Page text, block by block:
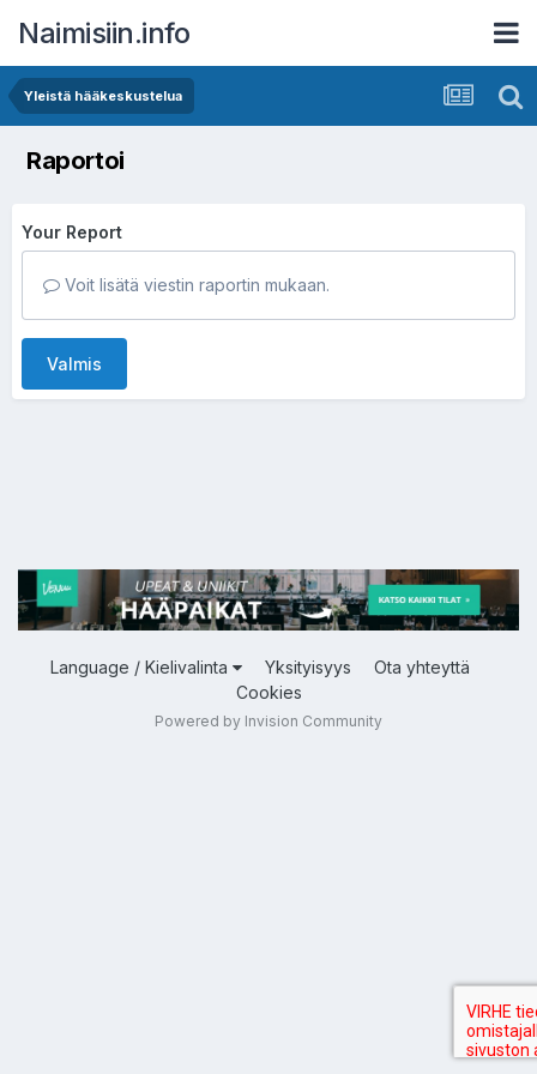
Naimisiin.info
Yleistä hääkeskustelua
Raportoi
Your Report
Voit lisätä viestin raportin mukaan.
Valmis
Language / Kielivalinta Yksityisyys
Ota yhteyttä
Cookies
Powered by Invision Community